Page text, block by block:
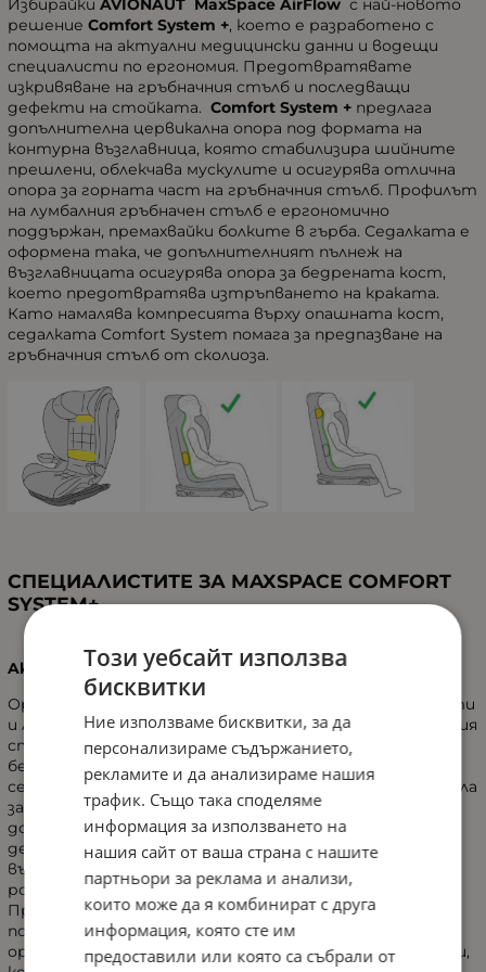
Избирайки AVIONAUT MaxSpace AirFlow с най-новото
решение Comfort System +, което е разработено с
помощта на актуални медицински данни и водещи
специалисти по ергономия. Предотвратявате
изкривяване на гръбначния стълб и последващи
дефекти на стойката. Comfort System + предлага
допълнителна цервикална опора под формата на
контурна възглавница, която стабилизира шийните
прешлени, облекчава мускулите и осигурява отлична
опора за горната част на гръбначния стълб. Профилът
на лумбалния гръбначен стълб е ергономично
поддържан, премахвайки болките в гърба. Седалката е
оформена така, че допълнителният пълнеж на
възглавницата осигурява опора за бедрената кост,
което предотвратява изтръпването на краката.
Като намалява компресията върху опашната кост,
седалката Comfort System помага за предпазване на
гръбначния стълб от сколиоза.
СПЕЦИАЛИСТИТЕ ЗА MAXSPACE COMFORT
SYSTEM+
Aktion Gesunder Rücken (AGR)
Организацията се състои от 150 000 физиотерапевти
и лекари, които се занимават с проблеми на гръбначния
стълб. Дейностите на AGR се ръководят от
безопасността, комфорта и ергономичността на
седящата позиция, включително в столчетата за кола
за деца. В допълнение, AGR също се занимава с
достъпността и лекотата на монтиране и
демонтиране на столчета за кола, с въздействие
върху здравето на гърба, в този случай, на
родителите.
Продуктите, маркирани с AGR, са предназначени за
подпомагане на гръбначния стълб и двигателните
органи. Положителна AGR оценка се дава на продукти,
Този уебсайт използва
бисквитки
Ние използваме бисквитки, за да
персонализираме съдържанието,
рекламите и да анализираме нашия
трафик. Също така споделяме
информация за използването на
нашия сайт от ваша страна с нашите
партньори за реклама и анализи,
които може да я комбинират с друга
информация, която сте им
предоставили или която са събрали от